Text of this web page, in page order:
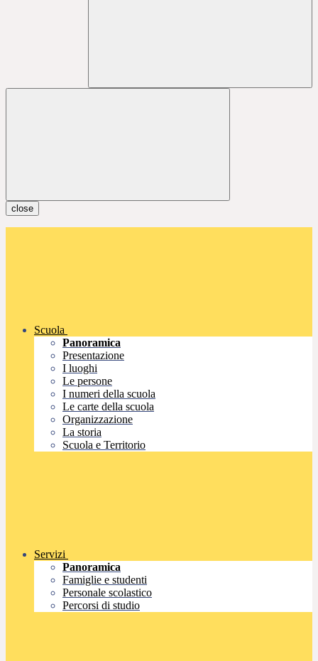
close
Scuola
Panoramica
Presentazione
I luoghi
Le persone
I numeri della scuola
Le carte della scuola
Organizzazione
La storia
Scuola e Territorio
Servizi
Panoramica
Famiglie e studenti
Personale scolastico
Percorsi di studio